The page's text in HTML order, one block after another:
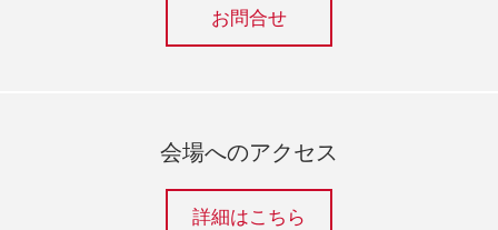
お問合せ
会場へのアクセス
詳細はこちら